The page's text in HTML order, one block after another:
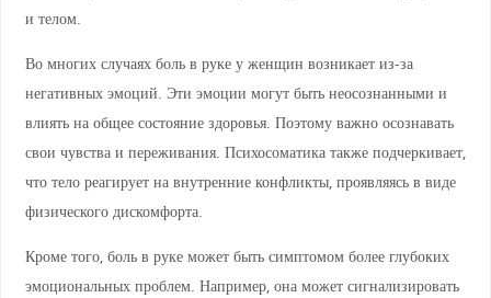
и телом.
Во многих случаях боль в руке у женщин возникает из-за
негативных эмоций. Эти эмоции могут быть неосознанными и
влиять на общее состояние здоровья. Поэтому важно осознавать
свои чувства и переживания. Психосоматика также подчеркивает,
что тело реагирует на внутренние конфликты, проявляясь в виде
физического дискомфорта.
Кроме того, боль в руке может быть симптомом более глубоких
эмоциональных проблем. Например, она может сигнализировать